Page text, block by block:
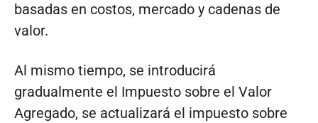
basadas en costos, mercado y cadenas de
valor.
Al mismo tiempo, se introducirá
gradualmente el Impuesto sobre el Valor
Agregado, se actualizará el impuesto sobre